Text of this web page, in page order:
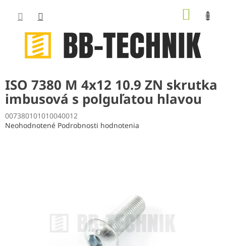
obsah
ISO 7380 M 4x12 10.9 ZN skrutka
imbusová s polguľatou hlavou
007380101010040012
Priemerné
Neohodnotené Podrobnosti hodnotenia